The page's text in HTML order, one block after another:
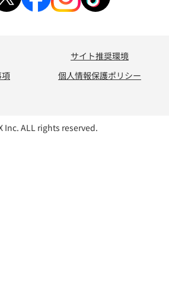
サイト推奨環境
個人情報保護ポリシー
Inc. ALL rights reserved.